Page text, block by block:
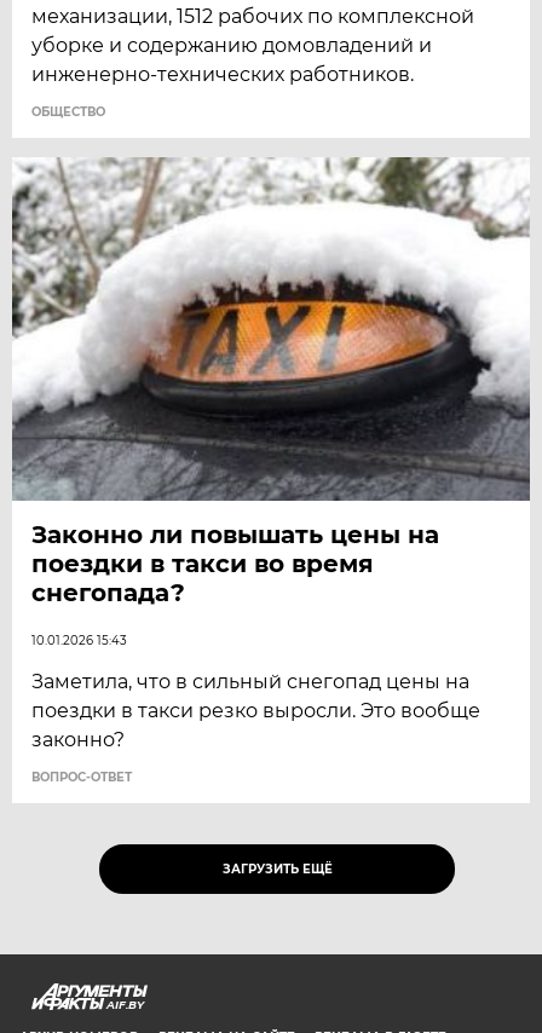
механизации, 1512 рабочих по комплексной
уборке и содержанию домовладений и
инженерно-технических работников.
ОБЩЕСТВО
Законно ли повышать цены на
поездки в такси во время
снегопада?
10.01.2026 15:43
Заметила, что в сильный снегопад цены на
поездки в такси резко выросли. Это вообще
законно?
ВОПРОС-ОТВЕТ
ЗАГРУЗИТЬ ЕЩЁ
AIF.BY